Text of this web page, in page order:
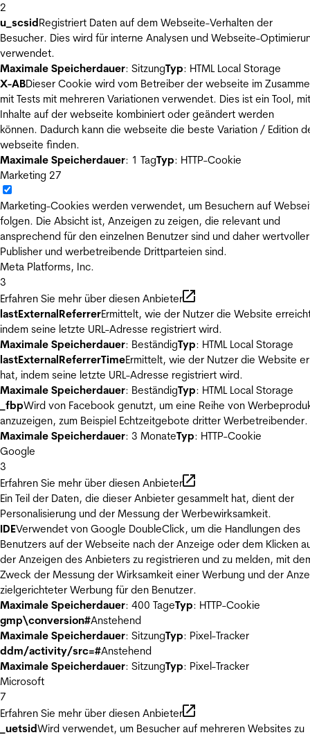
2
u_scsidRegistriert Daten auf dem Webseite-Verhalten der
Besucher. Dies wird für interne Analysen und Webseite-
verwendet.
Maximale Speicherdauer: SitzungTyp: HTML Local Storage
X-ABDieser Cookie wird vom Betreiber der webseite im
mit Tests mit mehreren Variationen verwendet. Dies ist ein Tool,
Inhalte auf der webseite kombiniert oder geändert werden
können. Dadurch kann die webseite die beste Variation / Edition
webseite finden.
Maximale Speicherdauer: 1 TagTyp: HTTP-Cookie
Marketing 27
Marketing-Cookies werden verwendet, um Besuchern auf
folgen. Die Absicht ist, Anzeigen zu zeigen, die relevant und
ansprechend für den einzelnen Benutzer sind und daher
Publisher und werbetreibende Drittparteien sind.
Meta Platforms, Inc.
3
Erfahren Sie mehr über diesen Anbieter
lastExternalReferrerErmittelt, wie der Nutzer die Website
indem seine letzte URL-Adresse registriert wird.
Maximale Speicherdauer: BeständigTyp: HTML Local Storage
lastExternalReferrerTimeErmittelt, wie der Nutzer die Website
hat, indem seine letzte URL-Adresse registriert wird.
Maximale Speicherdauer: BeständigTyp: HTML Local Storage
_fbpWird von Facebook genutzt, um eine Reihe von
anzuzeigen, zum Beispiel Echtzeitgebote dritter Werbetreibender.
Maximale Speicherdauer: 3 MonateTyp: HTTP-Cookie
Google
3
Erfahren Sie mehr über diesen Anbieter
Ein Teil der Daten, die dieser Anbieter gesammelt hat, dient der
Personalisierung und der Messung der Werbewirksamkeit.
IDEVerwendet von Google DoubleClick, um die Handlungen des
Benutzers auf der Webseite nach der Anzeige oder dem Klicken
der Anzeigen des Anbieters zu registrieren und zu melden, mit
Zweck der Messung der Wirksamkeit einer Werbung und der
zielgerichteter Werbung für den Benutzer.
Maximale Speicherdauer: 400 TageTyp: HTTP-Cookie
gmp\conversion#Anstehend
Maximale Speicherdauer: SitzungTyp: Pixel-Tracker
ddm/activity/src=#Anstehend
Maximale Speicherdauer: SitzungTyp: Pixel-Tracker
Microsoft
7
Erfahren Sie mehr über diesen Anbieter
_uetsidWird verwendet, um Besucher auf mehreren Websites zu